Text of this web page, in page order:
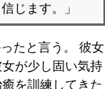
じます。」
たと言う。 彼女
が少し固い気持
を訓練してきた